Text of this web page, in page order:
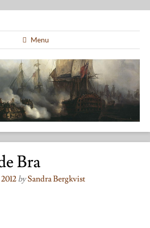
Menu
Bra
bySandra Bergkvist